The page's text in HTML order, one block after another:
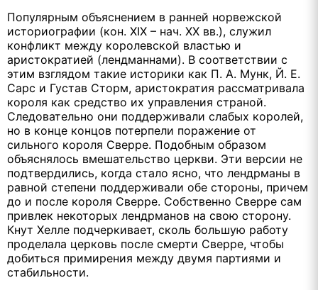
Популярным объяснением в ранней норвежской
историографии (кон. XIX – нач. XX вв.), служил
конфликт между королевской властью и
аристократией (лендманнами). В соответствии с
этим взглядом такие историки как П. А. Мунк, Й. Е.
Сарс и Густав Сторм, аристократия рассматривала
короля как средство их управления страной.
Следовательно они поддерживали слабых королей,
но в конце концов потерпели поражение от
сильного короля Сверре. Подобным образом
объяснялось вмешательство церкви. Эти версии не
подтвердились, когда стало ясно, что лендрманы в
равной степени поддерживали обе стороны, причем
до и после короля Сверре. Собственно Сверре сам
привлек некоторых лендрманов на свою сторону.
Кнут Хелле подчеркивает, сколь большую работу
проделала церковь после смерти Сверре, чтобы
добиться примирения между двумя партиями и
стабильности.